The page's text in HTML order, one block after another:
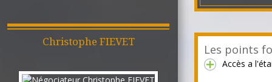
Christophe FIEVET
Les points
Accès a